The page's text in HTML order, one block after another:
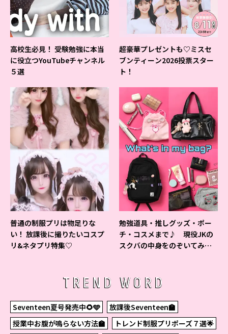
高校生必見！ 受験勉強に本当
に役立つYouTubeチャンネル
５選
超豪華プレゼントも♡ミスセ
ブンティーン2026投票スター
ト！
普通の制服プリは物足りな
い！ 放課後に撮りたいコスプ
リ&ネタプリ特集♡
勉強道具・推しグッズ・ポー
チ・コスメまで♪ 現役JKの
スクバの中身をのぞいてみ
TREND WORD
Seventeen夏号発売中🌻🩵
放課後Seventeen🏫
授業中お腹が鳴らない方法🏫
トレンド制服プリポーズ７選🌟